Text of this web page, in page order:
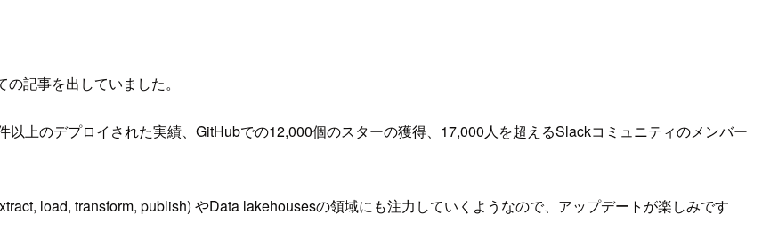
記事を出していました。
上のデプロイされた実績、GitHubでの12,000個のスターの獲得、17,000人を超えるSlackコミュニティのメンバー
load, transform, publish) やData lakehousesの領域にも注力していくようなので、アップデートが楽しみです